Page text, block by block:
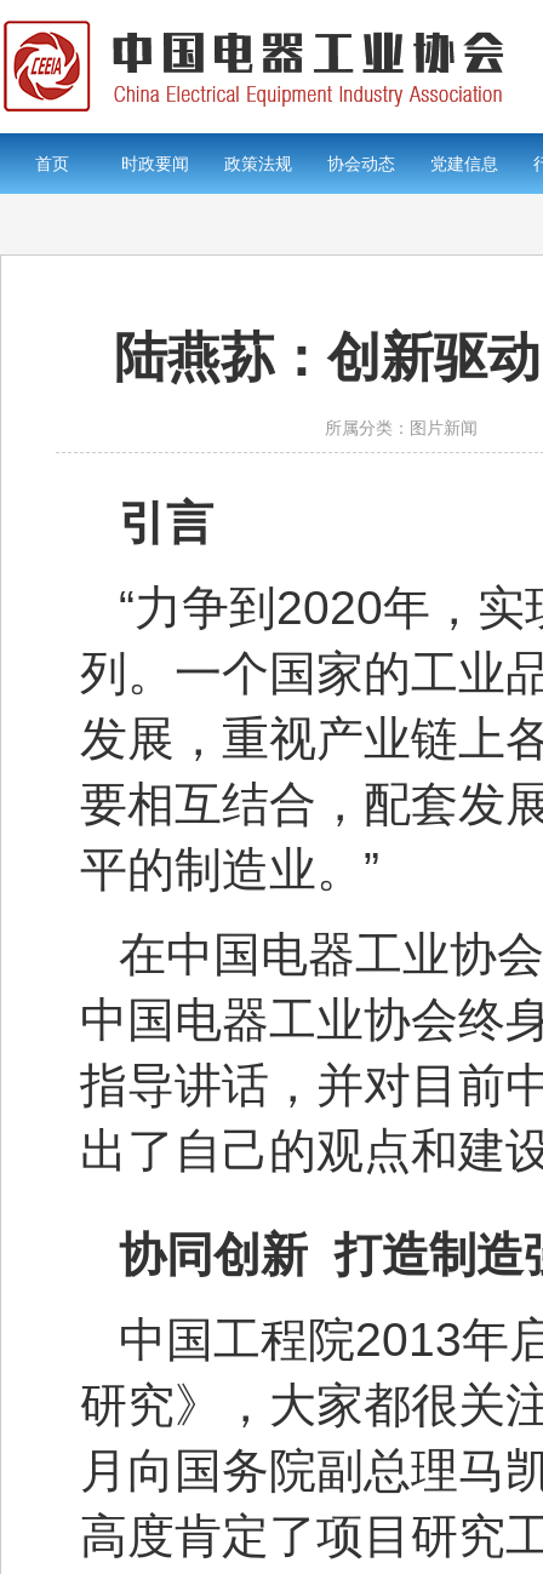
首页 时政要闻 政策法规 协会动态 党建信息
陆燕荪：创新驱
所属分类：图片新闻
引言
“力争到2020年，
列。一个国家的工业
发展，重视产业链上
要相互结合，配套发
平的制造业。”
在中国电器工业协
中国电器工业协会终
指导讲话，并对目前
出了自己的观点和建
协同创新 打造制造
中国工程院2013年
研究》，大家都很关
月向国务院副总理马
高度肯定了项目研究